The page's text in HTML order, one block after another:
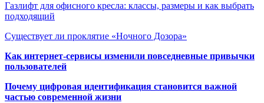
Газлифт для офисного кресла: классы, размеры и как выбрать
подходящий
Существует ли проклятие «Ночного Дозора»
Как интернет-сервисы изменили повседневные привычки
пользователей
Почему цифровая идентификация становится важной
частью современной жизни